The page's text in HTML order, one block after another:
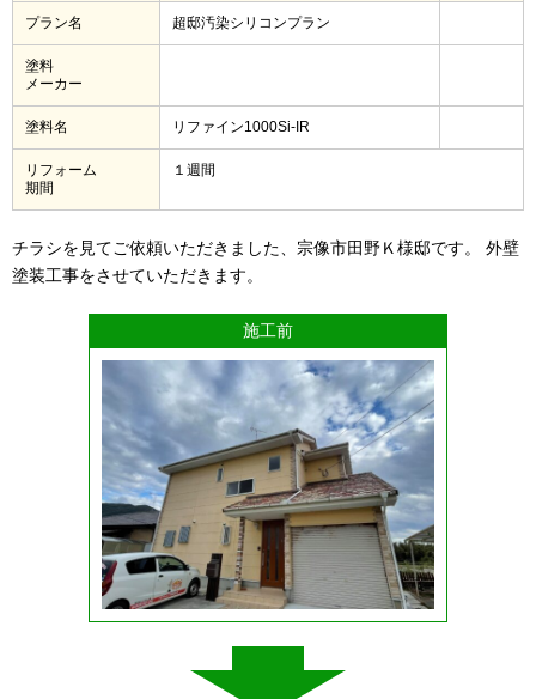
プラン名 超邸汚染シリコンプラン
塗料
メーカー
塗料名 リファイン1000Si-IR
リフォーム
期間
１週間
チラシを見てご依頼いただきました、宗像市田野Ｋ様邸です。 外壁
塗装工事をさせていただきます。
施工前